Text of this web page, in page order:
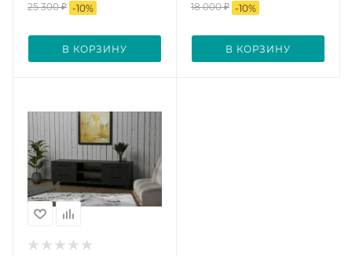
25 300₽ -10%
В КОРЗИНУ
18 000₽ -10%
В КОРЗИНУ